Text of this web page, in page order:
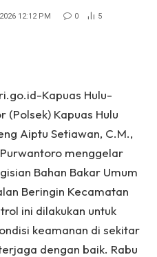
12:12 PM 0 5
Kapuas Hulu-
(Polsek) Kapuas Hulu
Aiptu Setiawan, C.M.,
menggelar
Bahan Bakar Umum
Beringin Kecamatan
ini dilakukan untuk
keamanan di sekitar
dengan baik. Rabu